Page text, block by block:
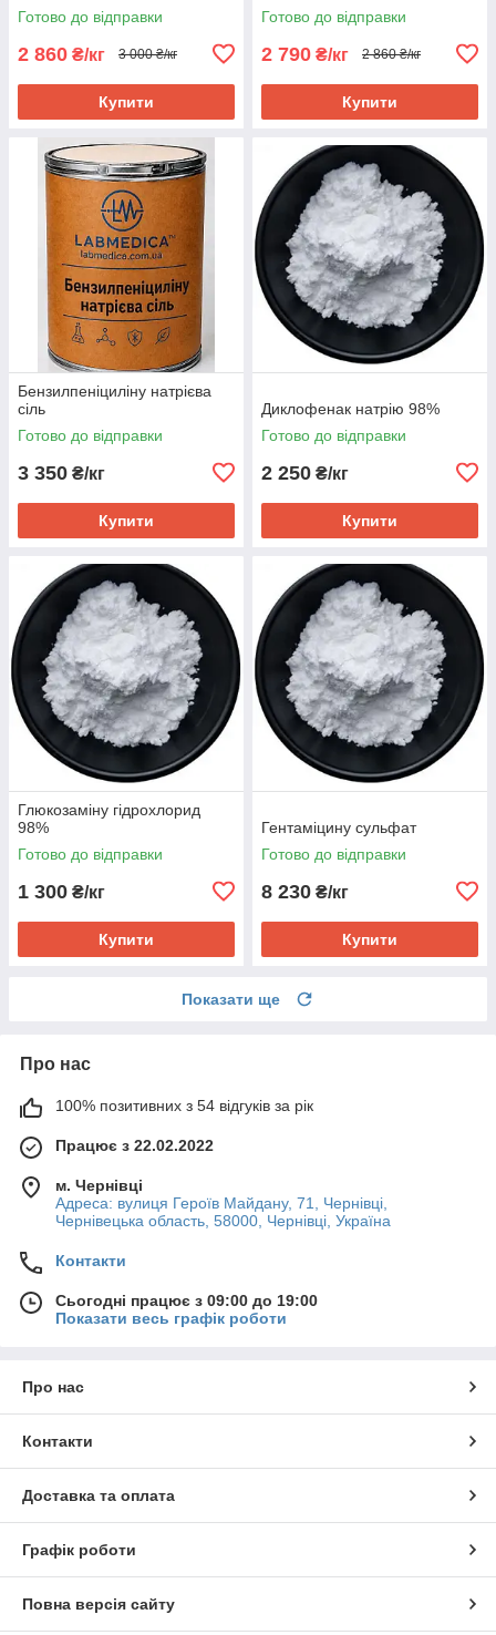
Готово до відправки
2 860 ₴/кг 3 000 ₴/кг
Купити
Готово до відправки
2 790 ₴/кг 2 860 ₴/кг
Купити
Бензилпеніциліну натрієва
сіль
Готово до відправки
3 350 ₴/кг
Купити
Диклофенак натрію 98%
Готово до відправки
2 250 ₴/кг
Купити
Глюкозаміну гідрохлорид
98%
Готово до відправки
1 300 ₴/кг
Купити
Гентаміцину сульфат
Готово до відправки
8 230 ₴/кг
Купити
Показати ще
Про нас
100% позитивних з 54 відгуків за рік
Працює з 22.02.2022
м. Чернівці
Адреса: вулиця Героїв Майдану, 71, Чернівці,
Чернівецька область, 58000, Чернівці, Україна
Контакти
Сьогодні працює з 09:00 до 19:00
Показати весь графік роботи
Про нас
Контакти
Доставка та оплата
Графік роботи
Повна версія сайту